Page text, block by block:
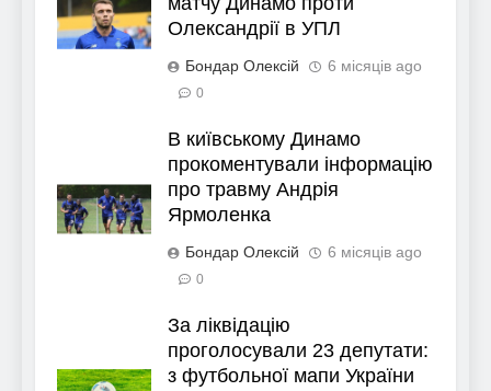
Олександрії в УПЛ
Бондар Олексій 6 місяців ago
0
В київському Динамо
прокоментували інформацію
про травму Андрія
Ярмоленка
Бондар Олексій 6 місяців ago
0
За ліквідацію
проголосували 23 депутати:
з футбольної мапи України